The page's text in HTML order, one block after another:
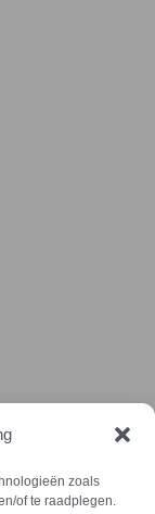
zoals
of te raadplegen.